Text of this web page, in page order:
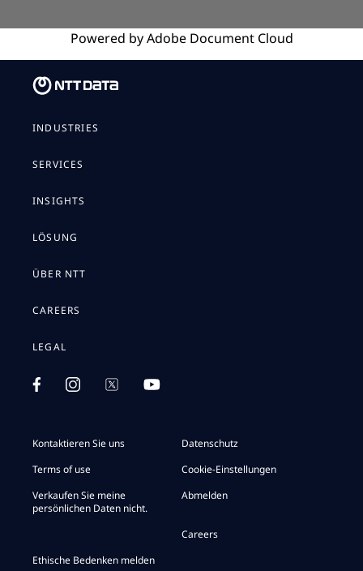
Powered byAdobeDocument Cloud
INDUSTRIES
SERVICES
INSIGHTS
LÖSUNG
ÜBER NTT
CAREERS
LEGAL
Kontaktieren Sie uns
Datenschutz
Terms of use
Cookie-Einstellungen
Verkaufen Sie meine
persönlichen Daten nicht.
Abmelden
Careers
Ethische Bedenken melden